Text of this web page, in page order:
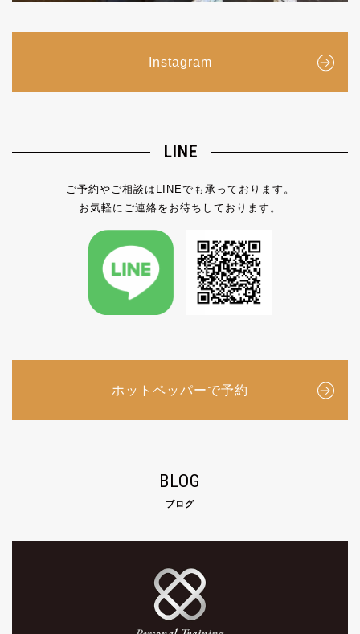
Instagram
LINE
ご予約やご相談はLINEでも承っております。
お気軽にご連絡をお待ちしております。
ホットペッパーで予約
BLOG
ブログ